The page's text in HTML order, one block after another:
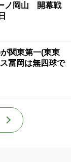
ノ岡山 開幕戦
関東第一(東東
冨岡は無四球で